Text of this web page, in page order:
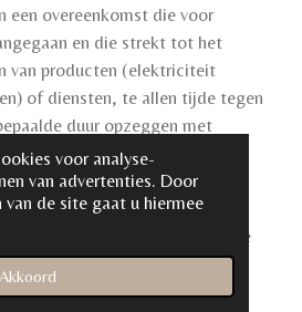
voor analyse-
van advertenties. Door
de site gaat u hiermee
Akkoord
een overeenkomst die voor
en die strekt tot het
van producten (elektriciteit
of diensten, te allen tijde tegen
duur opzeggen met
overeengekomen
een opzegtermijn van ten
de in de vorige leden genoemde
en niet beperkt worden